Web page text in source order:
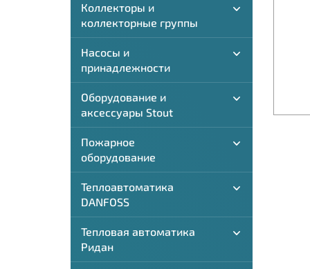
Коллекторы и
коллекторные группы
Насосы и
принадлежности
Оборудование и
аксессуары Stout
Пожарное
оборудование
Теплоавтоматика
DANFOSS
Тепловая автоматика
Ридан